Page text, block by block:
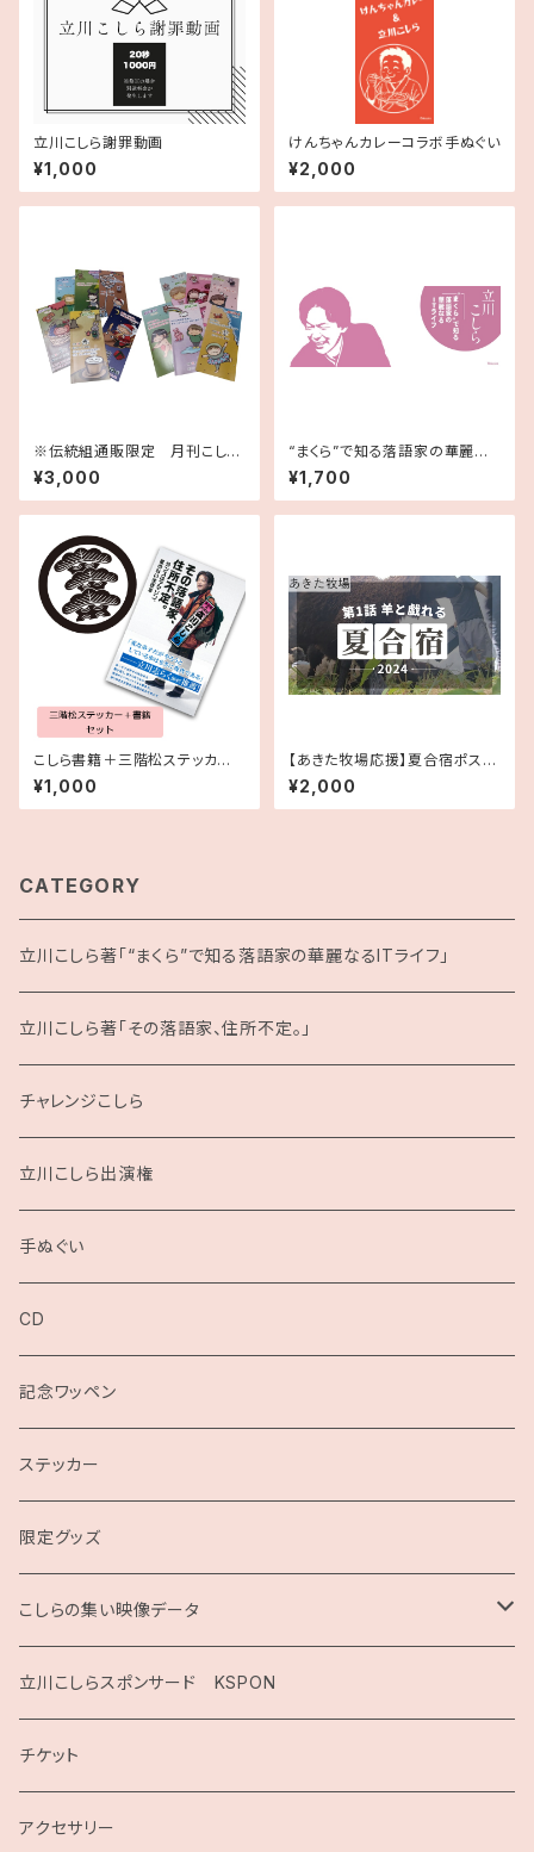
立川こしら謝罪動画
¥1,000
けんちゃんカレーコラボ手ぬぐい
¥2,000
※伝統組通販限定 月刊こしら
バックナンバーセット
¥3,000
“まくら”で知る落語家の華麗な
るITライフ 手ぬぐい
¥1,700
こしら書籍＋三階松ステッカー
セット
¥1,000
【あきた牧場応援】夏合宿ポスト
カード(6枚セット)
¥2,000
CATEGORY
立川こしら著「“まくら”で知る落語家の華麗なるITライフ」
立川こしら著「その落語家、住所不定。」
チャレンジこしら
立川こしら出演権
手ぬぐい
CD
記念ワッペン
ステッカー
限定グッズ
こしらの集い映像データ
2020
2019
こしらガンベッタ
立川こしらスポンサード KSPON
チケット
アクセサリー